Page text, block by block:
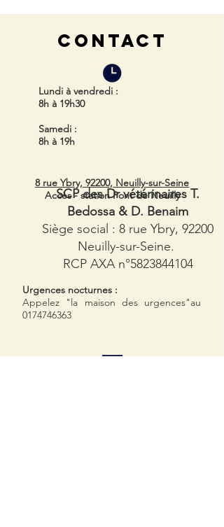
CONTACT
Lundi à vendredi :
8h à 19h30
Samedi :
8h à 19h
SCP des Dr vétérinaires T.
Bedossa & D. Benaim
Siège social : 8 rue Ybry, 92200
Neuilly-sur-Seine.
RCP AXA n°5823844104
​Urgences nocturnes :
Appelez "la maison des urgences"au
0174746363
8 rue Ybry, 92200, Neuilly-sur-Seine
Accès - station Pont de Neuilly